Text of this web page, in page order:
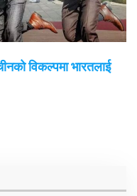
विकल्पमा भारतलाई